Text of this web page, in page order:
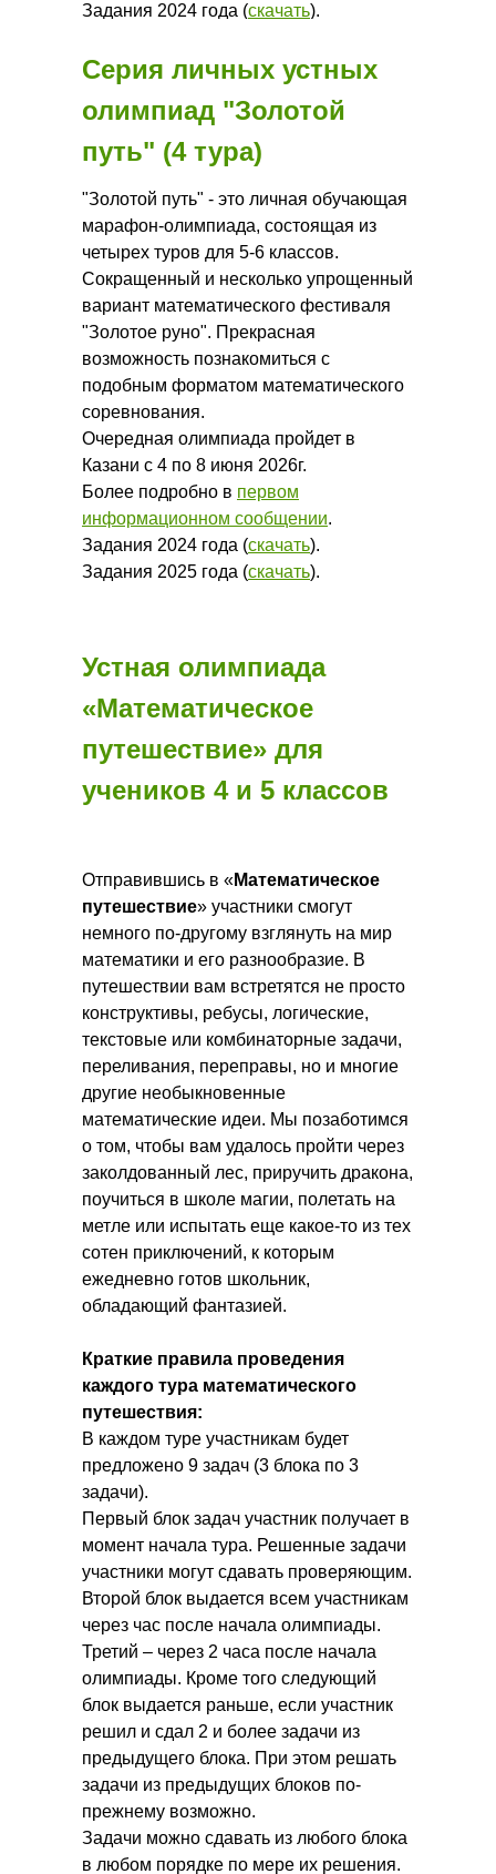
Задания 2024 года (скачать).
Серия личных устных
олимпиад "Золотой
путь" (4 тура)
"Золотой путь" - это личная обучающая
марафон-олимпиада, состоящая из
четырех туров для 5-6 классов.
Сокращенный и несколько упрощенный
вариант математического фестиваля
"Золотое руно". Прекрасная
возможность познакомиться с
подобным форматом математического
соревнования.
Очередная олимпиада пройдет в
Казани с 4 по 8 июня 2026г.
Более подробно в первом
информационном сообщении.
Задания 2024 года (скачать).
Задания 2025 года (скачать).
Устная олимпиада
«Математическое
путешествие» для
учеников 4 и 5 классов
Отправившись в «Математическое
путешествие» участники смогут
немного по-другому взглянуть на мир
математики и его разнообразие. В
путешествии вам встретятся не просто
конструктивы, ребусы, логические,
текстовые или комбинаторные задачи,
переливания, переправы, но и многие
другие необыкновенные
математические идеи. Мы позаботимся
о том, чтобы вам удалось пройти через
заколдованный лес, приручить дракона,
поучиться в школе магии, полетать на
метле или испытать еще какое-то из тех
сотен приключений, к которым
ежедневно готов школьник,
обладающий фантазией.
Краткие правила проведения
каждого тура математического
путешествия:
В каждом туре участникам будет
предложено 9 задач (3 блока по 3
задачи).
Первый блок задач участник получает в
момент начала тура. Решенные задачи
участники могут сдавать проверяющим.
Второй блок выдается всем участникам
через час после начала олимпиады.
Третий ‒ через 2 часа после начала
олимпиады. Кроме того следующий
блок выдается раньше, если участник
решил и сдал 2 и более задачи из
предыдущего блока. При этом решать
задачи из предыдущих блоков по-
прежнему возможно.
Задачи можно сдавать из любого блока
в любом порядке по мере их решения.